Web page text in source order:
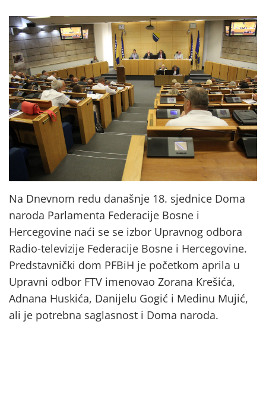
Na Dnevnom redu današnje 18. sjednice Doma
naroda Parlamenta Federacije Bosne i
Hercegovine naći se se izbor Upravnog odbora
Radio-televizije Federacije Bosne i Hercegovine.
Predstavnički dom PFBiH je početkom aprila u
Upravni odbor FTV imenovao Zorana Krešića,
Adnana Huskića, Danijelu Gogić i Medinu Mujić,
ali je potrebna saglasnost i Doma naroda.